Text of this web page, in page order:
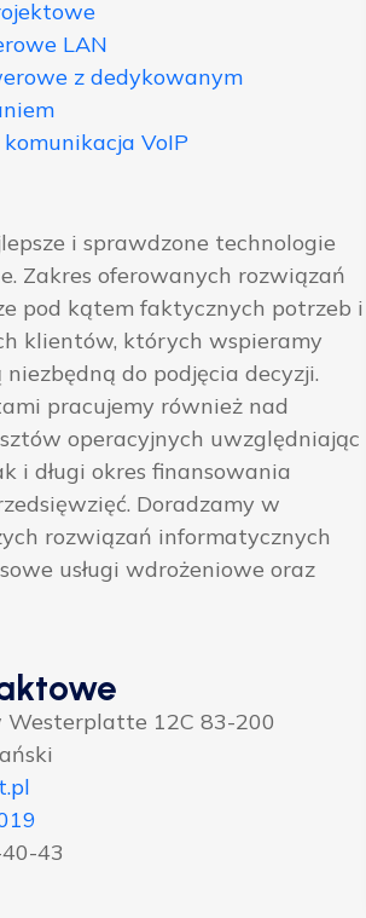
LAN
z dedykowanym
VoIP
i sprawdzone technologie
Zakres oferowanych rozwiązań
pod kątem faktycznych potrzeb i
klientów, których wspieramy
do podjęcia decyzji.
pracujemy również nad
operacyjnych uwzględniając
i długi okres finansowania
Doradzamy w
rozwiązań informatycznych
usługi wdrożeniowe oraz
Westerplatte 12C 83-200
43